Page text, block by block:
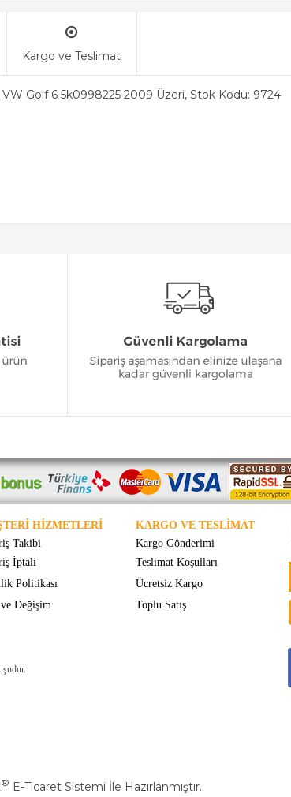
Kargo ve Teslimat
VW Golf 6 5k0998225 2009 Üzeri, Stok Kodu: 9724
HİZMETLERİ KARGO VE TESLİMAT
Takibi
Kargo Gönderimi
İptali
Teslimat Koşulları
Politikası
Ücretsiz Kargo
Değişim
Toplu Satış
® E-Ticaret Sistemi İle Hazırlanmıştır.